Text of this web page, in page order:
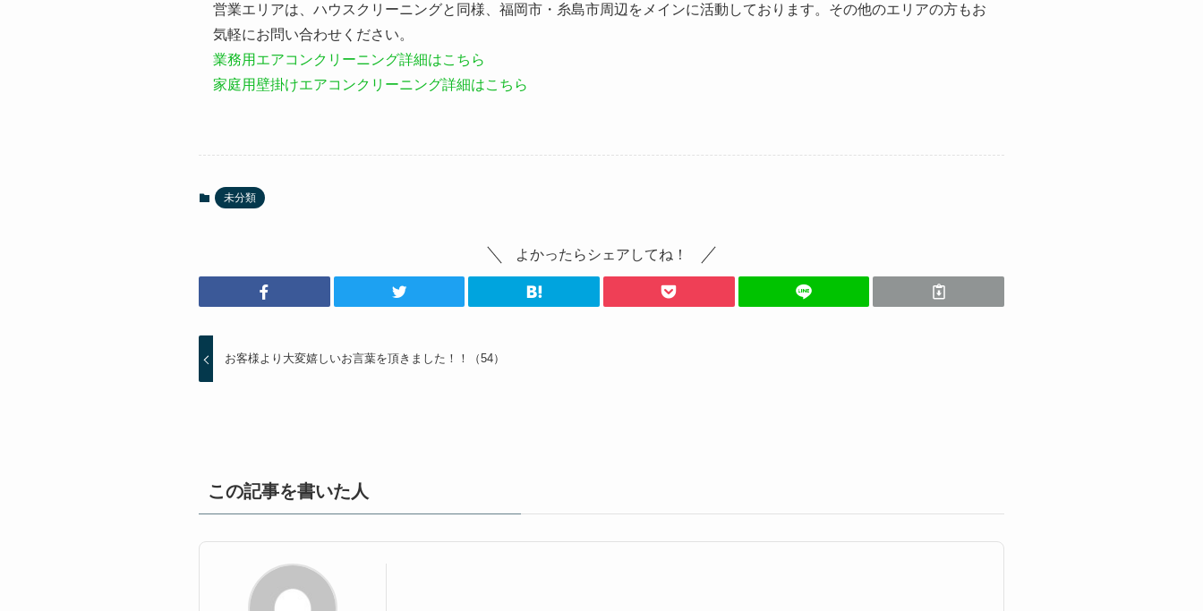
営業エリアは、ハウスクリーニングと同様、福岡市・糸島市周辺をメインに活動しております。その他のエリアの方もお
気軽にお問い合わせください。
業務用エアコンクリーニング詳細はこちら
家庭用壁掛けエアコンクリーニング詳細はこちら
未分類
よかったらシェアしてね！
お客様より大変嬉しいお言葉を頂きました！！（54）
この記事を書いた人